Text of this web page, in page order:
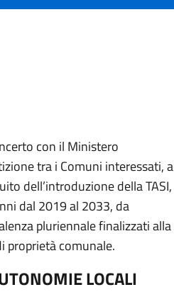
con il Ministero
tra i Comuni interessati, a
dell’introduzione della TASI,
dal 2019 al 2033, da
pluriennale finalizzati alla
proprietà comunale.
LOCALI